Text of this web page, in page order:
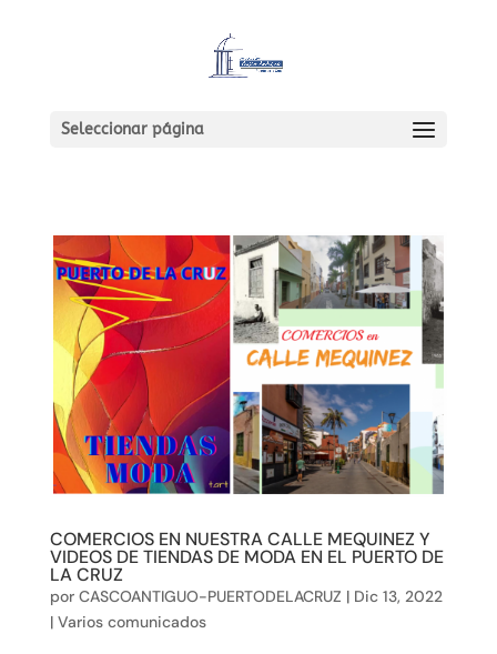
Seleccionar página
COMERCIOS EN NUESTRA CALLE MEQUINEZ Y
VIDEOS DE TIENDAS DE MODA EN EL PUERTO DE
LA CRUZ
por CASCOANTIGUO-PUERTODELACRUZ | Dic 13, 2022
| Varios comunicados